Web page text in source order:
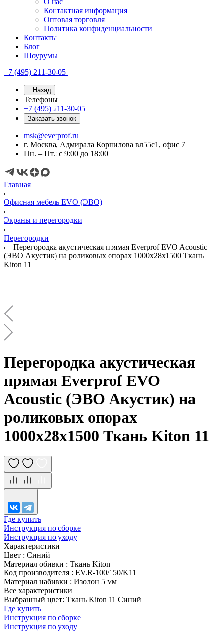
О нас
Контактная информация
Оптовая торговля
Политика конфиденциальности
Контакты
Блог
Шоурумы
+7 (495) 211-30-05
Назад
Телефоны
+7 (495) 211-30-05
Заказать звонок
msk@everprof.ru
г. Москва, Адмирала Корнилова вл55с1, офис 7
Пн. – Пт.: с 9:00 до 18:00
Главная
Офисная мебель EVO (ЭВО)
Экраны и перегородки
Перегородки
Перегородка акустическая прямая Everprof EVO Acoustic
(ЭВО Акустик) на роликовых опорах 1000х28х1500 Ткань
Kiton 11
Перегородка акустическая
прямая Everprof EVO
Acoustic (ЭВО Акустик) на
роликовых опорах
1000х28х1500 Ткань Kiton 11
Где купить
Инструкция по сборке
Инструкция по уходу
Характеристики
Цвет : Синий
Материал обивки : Ткань Kiton
Код производителя : EV.R-100/150/K11
Материал набивки : Изолон 5 мм
Все характеристики
Выбранный цвет: Ткань Kiton 11 Синий
Где купить
Инструкция по сборке
Инструкция по уходу